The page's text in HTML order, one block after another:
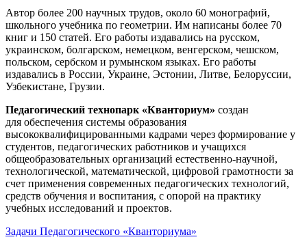
Автор более 200 научных трудов, около 60 монографий,
школьного учебника по геометрии. Им написаны более 70
книг и 150 статей. Его работы издавались на русском,
украинском, болгарском, немецком, венгерском, чешском,
польском, сербском и румынском языках. Его работы
издавались в России, Украине, Эстонии, Литве, Белоруссии,
Узбекистане, Грузии.
Педагогический технопарк «Кванториум» создан
для обеспечения системы образования
высококвалифицированными кадрами через формирование у
студентов, педагогических работников и учащихся
общеобразовательных организаций естественно-научной,
технологической, математической, цифровой грамотности за
счет применения современных педагогических технологий,
средств обучения и воспитания, с опорой на практику
учебных исследований и проектов.
Задачи Педагогического «Кванториума»